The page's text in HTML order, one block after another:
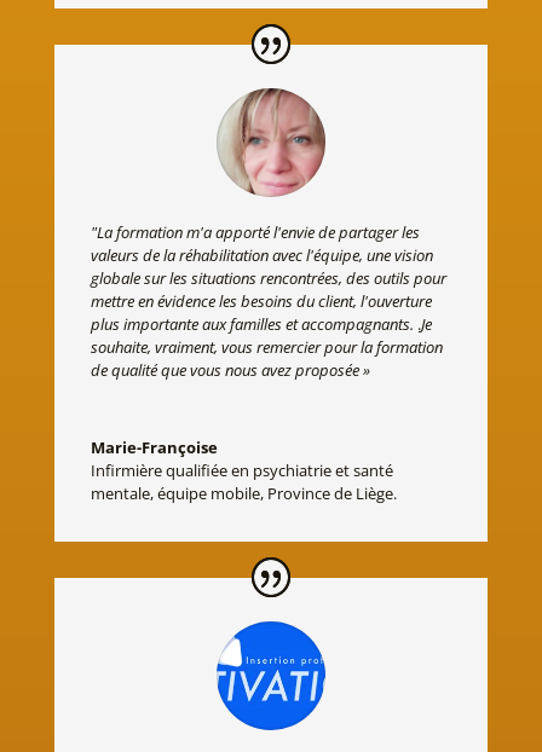
"La formation m'a apporté l'envie de partager les
valeurs de la réhabilitation avec l'équipe, une vision
globale sur les situations rencontrées, des outils pour
mettre en évidence les besoins du client, l'ouverture
plus importante aux familles et accompagnants. .Je
souhaite, vraiment, vous remercier pour la formation
de qualité que vous nous avez proposée »
Marie-Françoise
Infirmière qualifiée en psychiatrie et santé
mentale, équipe mobile, Province de Liège.